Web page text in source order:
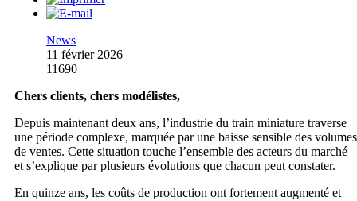
News
11 février 2026
11690
Chers clients, chers modélistes,
Depuis maintenant deux ans, l’industrie du train miniature traverse
une période complexe, marquée par une baisse sensible des volumes
de ventes. Cette situation touche l’ensemble des acteurs du marché
et s’explique par plusieurs évolutions que chacun peut constater.
En quinze ans, les coûts de production ont fortement augmenté et